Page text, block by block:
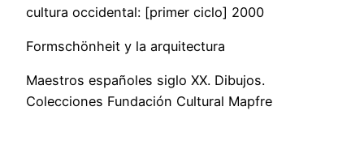
cultura occidental: [primer ciclo] 2000
Formschönheit y la arquitectura
Maestros españoles siglo XX. Dibujos.
Colecciones Fundación Cultural Mapfre